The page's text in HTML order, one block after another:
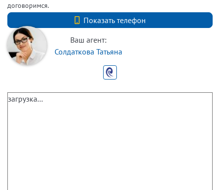
договоримся.
Показать телефон
+7 (812) 740-70-40
Ваш агент:
Солдаткова Татьяна
загрузка...